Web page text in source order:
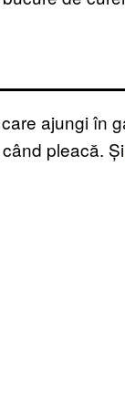
ajungi în
pleacă. Și